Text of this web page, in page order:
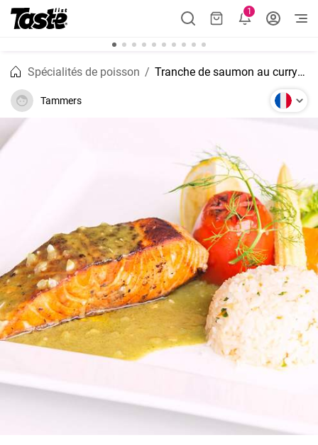
1
Spécialités de poisson Tranche de saumon au curry épicé rapide et facile à préparer
Tammers